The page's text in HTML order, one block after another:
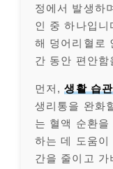
정에서 발생하
인 중 하나입
해 덩어리혈로
간 동안 편안함
먼저,생활 습
생리통을 완화
는 혈액 순환을
하는 데 도움이
간을 줄이고 가